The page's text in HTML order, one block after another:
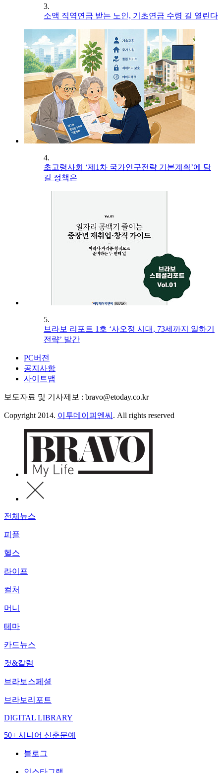
3.
소액 직역연금 받는 노인, 기초연금 수령 길 열린다
4.
초고령사회 ‘제1차 국가인구전략 기본계획’에 담
길 정책은
5.
브라보 리포트 1호 ‘사오정 시대, 73세까지 일하기
전략’ 발간
PC버전
공지사항
사이트맵
보도자료 및 기사제보 : bravo@etoday.co.kr
Copyright 2014. 이투데이피엔씨 . All rights reserved
전체뉴스
피플
헬스
라이프
컬처
머니
테마
카드뉴스
컷&칼럼
브라보스페셜
브라보리포트
DIGITAL LIBRARY
50+ 시니어 신춘문예
블로그